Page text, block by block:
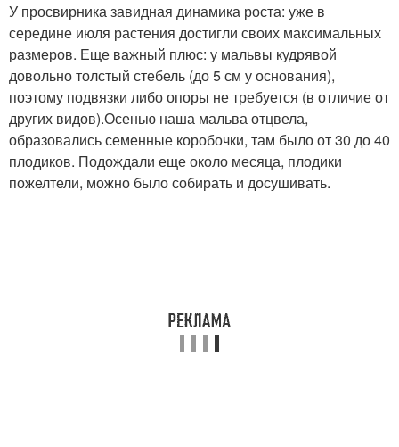
У просвирника завидная динамика роста: уже в
середине июля растения достигли своих максимальных
размеров. Еще важный плюс: у мальвы кудрявой
довольно толстый стебель (до 5 см у основания),
поэтому подвязки либо опоры не требуется (в отличие от
других видов).Осенью наша мальва отцвела,
образовались семенные коробочки, там было от 30 до 40
плодиков. Подождали еще около месяца, плодики
пожелтели, можно было собирать и досушивать.